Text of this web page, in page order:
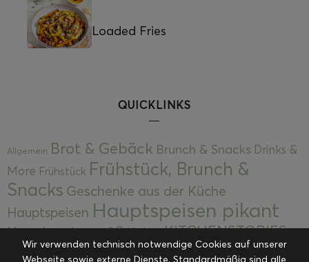
Loaded Fries
QUICKLINKS
Allgemein Brot & Gebäck Brunch & Snacks Drinks &
More Frühstück Frühstück, Brunch &
Snacks Geschenke aus der Küche
Hauptspeisen Hauptspeisen pikant
Hauptspeisen süßKekseKITCHENSTORIES
Kuchen, Torten & Desserts Kuchen und
Wir verwenden technisch notwendige Cookies auf unserer
Webseite sowie externe Dienste. Standardmäßig sind alle